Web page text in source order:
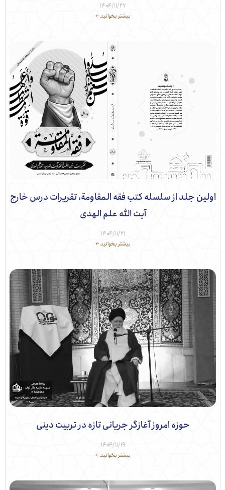
۱۴۰۴/۱۱/۲۷
بیشتر بخوانید ←
جلد از سلسله کتب فقه المقاومة، تقریرات درس خارج
آیت الله علم الهدی
۱۴۰۴/۱۱/۲۱
بیشتر بخوانید ←
حوزه امروز آغازگر جریانی تازه در تربیت دینی
۱۴۰۴/۱۱/۱۹
بیشتر بخوانید ←